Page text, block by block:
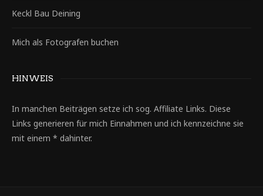
Keckl Bau Deining
Mich als Fotografen buchen
HINWEIS
In manchen Beiträgen setze ich sog. Affiliate Links. Diese
Links generieren für mich Einnahmen und ich kennzeichne sie
mit einem * dahinter.